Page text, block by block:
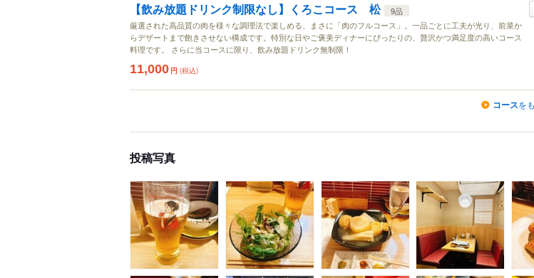
【飲み放題ドリンク制限なし】くろこコース 松
9品
厳選された高品質の肉を様々な調理法で楽しめる、まさに「肉のフルコース」。一品ごとに工夫が光り、前菜か
らデザートまで飽きさせない構成です。特別な日やご褒美ディナーにぴったりの、贅沢かつ満足度の高いコース
料理です。 さらに当コースに限り、飲み放題ドリンク無制限！
11,000 円 (税込)
コースを
投稿写真